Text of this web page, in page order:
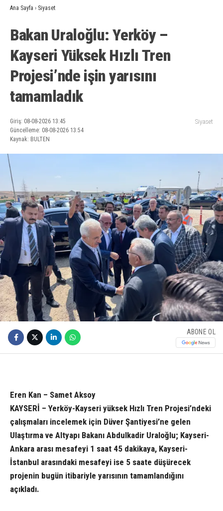
Ana Sayfa › Siyaset
Bakan Uraloğlu: Yerköy –
Kayseri Yüksek Hızlı Tren
Projesi’nde işin yarısını
tamamladık
Giriş: 08-08-2026 13:45
Güncelleme: 08-08-2026 13:54
Kaynak: BULTEN
Siyaset
ABONE OL
Eren Kan – Samet Aksoy
KAYSERİ – Yerköy-Kayseri yüksek Hızlı Tren Projesi’ndeki
çalışmaları incelemek için Düver Şantiyesi’ne gelen
Ulaştırma ve Altyapı Bakanı Abdulkadir Uraloğlu; Kayseri-
Ankara arası mesafeyi 1 saat 45 dakikaya, Kayseri-
İstanbul arasındaki mesafeyi ise 5 saate düşürecek
projenin bugün itibariyle yarısının tamamlandığını
açıkladı.